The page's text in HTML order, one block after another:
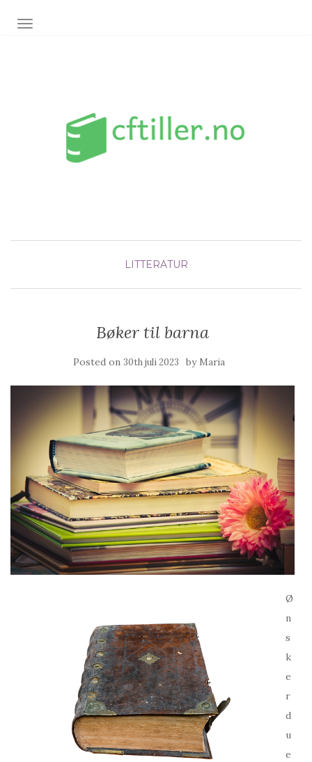
TOGGLE NAVIGATION
LITTERATUR
Bøker til barna
Posted on 30th juli 2023 by Maria
Ø
n
s
k
e
r
d
u
e